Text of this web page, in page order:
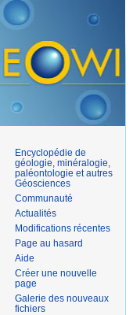
Encyclopédie de
géologie, minéralogie,
paléontologie et autres
Géosciences
Communauté
Actualités
Modifications récentes
Page au hasard
Aide
Créer une nouvelle
page
Galerie des nouveaux
fichiers